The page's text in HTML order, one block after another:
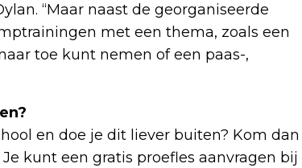
“Maar naast de georganiseerde
met een thema, zoals een
toe kunt nemen of een paas-,
en doe je dit liever buiten? Kom dan
kunt een gratis proefles aanvragen bij